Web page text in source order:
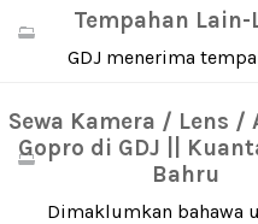
Tempahan Lain-
GDJ menerima
Sewa Kamera / Lens /
Gopro di GDJ ||
Bahru
Dimaklumkan bahawa